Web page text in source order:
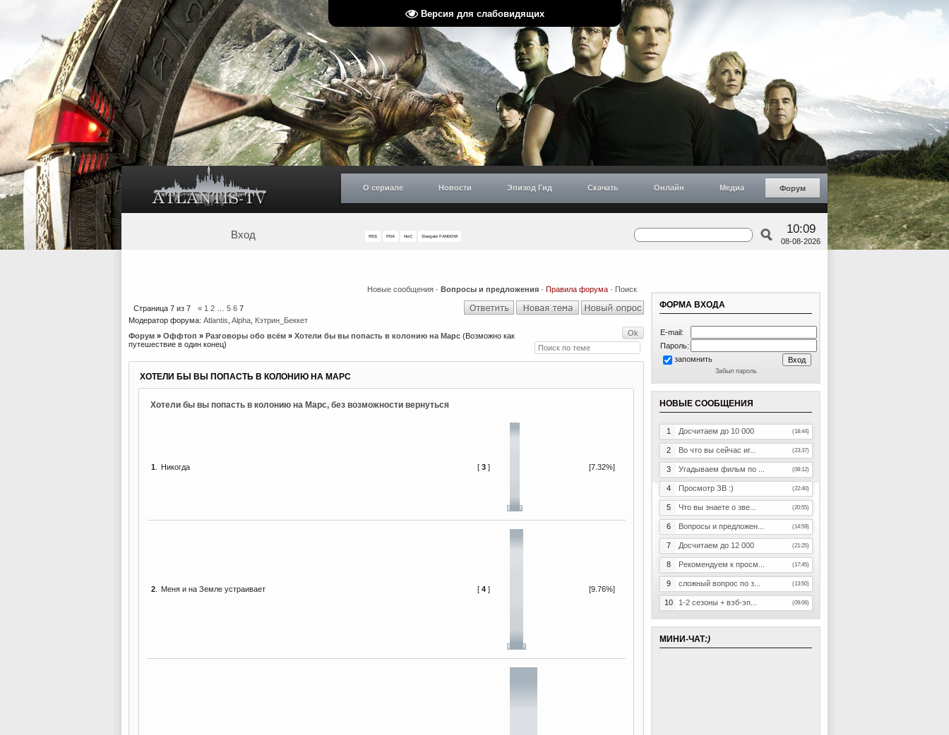
Версия для слабовидящих
О сериале Новости Эпизод Гид Скачать Онлайн Медиа Форум
Вход RSS PDA НиС Stargate FANDOM
10:09
08-08-2026
Новые сообщения · Вопросы и предложения · Правила форума · Поиск
Страница 7 из 7 « 1 2 5 6 7
Модератор форума: Atlantis Alpha Кэтрин_Беккет
Форум » Оффтоп » Разговоры обо всём » Хотели бы вы попасть в колонию на Марс (Возможно как
путешествие в один конец)
ХОТЕЛИ БЫ ВЫ ПОПАСТЬ В КОЛОНИЮ НА МАРС
Хотели бы вы попасть в колонию на Марс, без возможности вернуться
1 Никогда [ 3] [7.32%]
2. Меня и на Земле устраивает [ 4] [9.76%]
ФОРМА ВХОДА
E-mail:
Пароль:
запомнить
Забыл пароль
НОВЫЕ СООБЩЕНИЯ
1 Досчитаем до 10 000 (18:44)
2 Во что вы сейчас иг... (23:37)
3 Угадываем фильм по ... (08:12)
4 Просмотр ЗВ :) (22:40)
5 Что вы знаете о зве... (20:55)
6 Вопросы и предложен... (14:59)
7 Досчитаем до 12 000 (21:25)
8 Рекомендуем к просм... (17:45)
9 сложный вопрос по з... (13:50)
10 1-2 сезоны + вэб-эп... (09:06)
МИНИ-ЧАТ:)